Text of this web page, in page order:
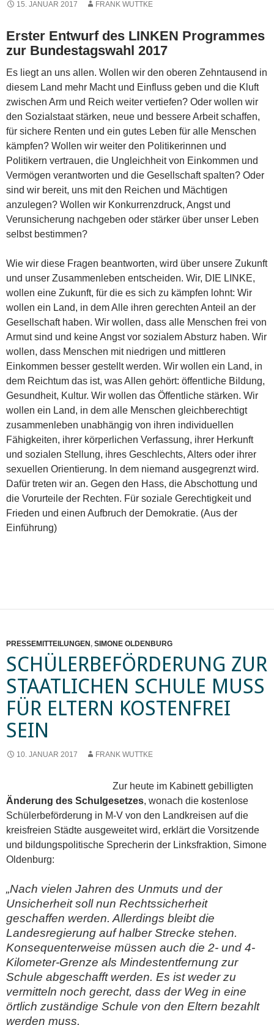
15. JANUAR 2017 FRANK WUTTKE
Erster Entwurf des LINKEN Programmes
zur Bundestagswahl 2017
Es liegt an uns allen. Wollen wir den oberen Zehntausend in
diesem Land mehr Macht und Einfluss geben und die Kluft
zwischen Arm und Reich weiter vertiefen? Oder wollen wir
den Sozialstaat stärken, neue und bessere Arbeit schaffen,
für sichere Renten und ein gutes Leben für alle Menschen
kämpfen? Wollen wir weiter den Politikerinnen und
Politikern vertrauen, die Ungleichheit von Einkommen und
Vermögen verantworten und die Gesellschaft spalten? Oder
sind wir bereit, uns mit den Reichen und Mächtigen
anzulegen? Wollen wir Konkurrenzdruck, Angst und
Verunsicherung nachgeben oder stärker über unser Leben
selbst bestimmen?
Wie wir diese Fragen beantworten, wird über unsere Zukunft
und unser Zusammenleben entscheiden. Wir, DIE LINKE,
wollen eine Zukunft, für die es sich zu kämpfen lohnt: Wir
wollen ein Land, in dem Alle ihren gerechten Anteil an der
Gesellschaft haben. Wir wollen, dass alle Menschen frei von
Armut sind und keine Angst vor sozialem Absturz haben. Wir
wollen, dass Menschen mit niedrigen und mittleren
Einkommen besser gestellt werden. Wir wollen ein Land, in
dem Reichtum das ist, was Allen gehört: öffentliche Bildung,
Gesundheit, Kultur. Wir wollen das Öffentliche stärken. Wir
wollen ein Land, in dem alle Menschen gleichberechtigt
zusammenleben unabhängig von ihren individuellen
Fähigkeiten, ihrer körperlichen Verfassung, ihrer Herkunft
und sozialen Stellung, ihres Geschlechts, Alters oder ihrer
sexuellen Orientierung. In dem niemand ausgegrenzt wird.
Dafür treten wir an. Gegen den Hass, die Abschottung und
die Vorurteile der Rechten. Für soziale Gerechtigkeit und
Frieden und einen Aufbruch der Demokratie. (Aus der
Einführung)
PRESSEMITTEILUNGEN, SIMONE OLDENBURG
SCHÜLERBEFÖRDERUNG ZUR
STAATLICHEN SCHULE MUSS
FÜR ELTERN KOSTENFREI
SEIN
10. JANUAR 2017 FRANK WUTTKE
Zur heute im Kabinett gebilligten
Änderung des Schulgesetzes, wonach die kostenlose
Schülerbeförderung in M-V von den Landkreisen auf die
kreisfreien Städte ausgeweitet wird, erklärt die Vorsitzende
und bildungspolitische Sprecherin der Linksfraktion, Simone
Oldenburg:
„Nach vielen Jahren des Unmuts und der
Unsicherheit soll nun Rechtssicherheit
geschaffen werden. Allerdings bleibt die
Landesregierung auf halber Strecke stehen.
Konsequenterweise müssen auch die 2- und 4-
Kilometer-Grenze als Mindestentfernung zur
Schule abgeschafftwerden. Es ist weder zu
vermitteln noch gerecht, dass der Weg in eine
örtlich zuständige Schule von den Eltern bezahlt
werden muss.